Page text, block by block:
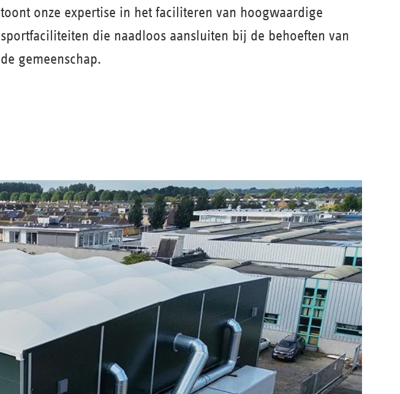
toont onze expertise in het faciliteren van hoogwaardige
sportfaciliteiten die naadloos aansluiten bij de behoeften van
de gemeenschap.